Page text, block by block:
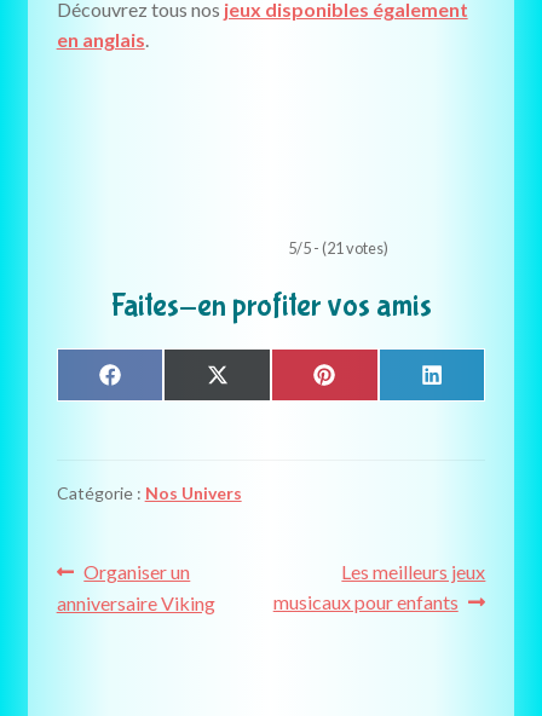
Découvrez tous nos jeux disponibles également
en anglais.
5/5 - (21 votes)
Faites-en profiter vos amis
Share
on
F
a
o
Share
on
X
(
t
Share
on
P
i
Share
on
L
i
Catégorie : Nos Univers
Navigation
de
Article
précédent :
Organiser un
anniversaire Viking
Article
suivant :
Les meilleurs jeux
musicaux pour enfants